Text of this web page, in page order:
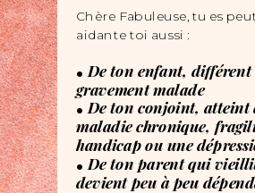
Chère Fabuleuse, tu es
aidante toi aussi :
. De ton enfant, différent
gravement malade
. De ton conjoint, atteint
maladie chronique,
handicap ou une
. De ton parent qui
devientpeu à peu